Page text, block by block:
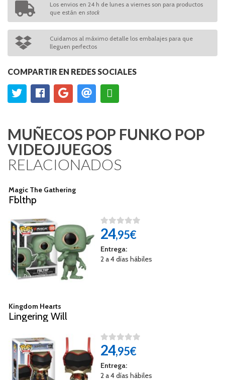
Los envios en 24 h de lunes a viernes son para productos
que están en stock
Cuidamos al máximo detalle los embalajes para que
lleguen perfectos
COMPARTIR EN REDES SOCIALES
MUÑECOS POP FUNKO POP
VIDEOJUEGOS
RELACIONADOS
Magic The Gathering
Fblthp
24,95€
Entrega:
2 a 4 días hábiles
Kingdom Hearts
Lingering Will
24,95€
Entrega:
2 a 4 días hábiles